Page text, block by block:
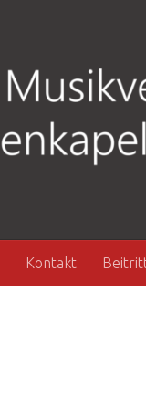
Kontakt